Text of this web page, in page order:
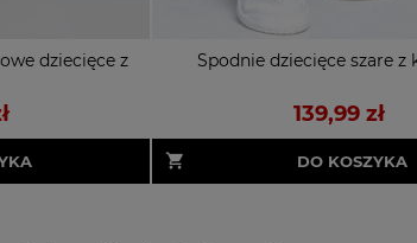
dziecięce z
Spodnie dziecięce szare z
139,99 zł
DO KOSZYKA